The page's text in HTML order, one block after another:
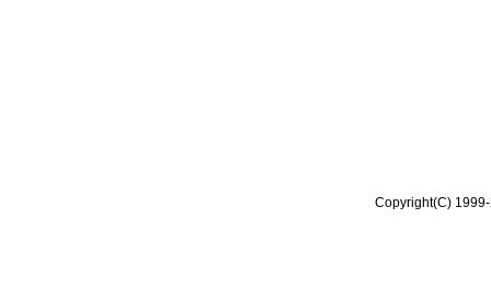
Copyright(C)